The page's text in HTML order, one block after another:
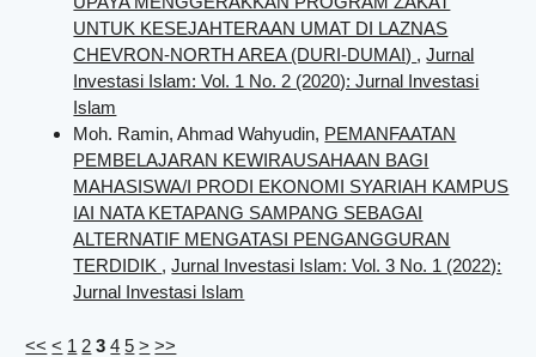
UNTUK KESEJAHTERAAN UMAT DI LAZNAS
CHEVRON-NORTH AREA (DURI-DUMAI) ,Jurnal
Investasi Islam: Vol. 1 No. 2 (2020): Jurnal Investasi
Islam
Moh. Ramin, Ahmad Wahyudin, PEMANFAATAN
PEMBELAJARAN KEWIRAUSAHAAN BAGI
MAHASISWA/I PRODI EKONOMI SYARIAH KAMPUS
IAI NATA KETAPANG SAMPANG SEBAGAI
ALTERNATIF MENGATASI PENGANGGURAN
TERDIDIK ,Jurnal Investasi Islam: Vol. 3 No. 1 (2022):
Jurnal Investasi Islam
<< < 1 2 3 4 5 > >>